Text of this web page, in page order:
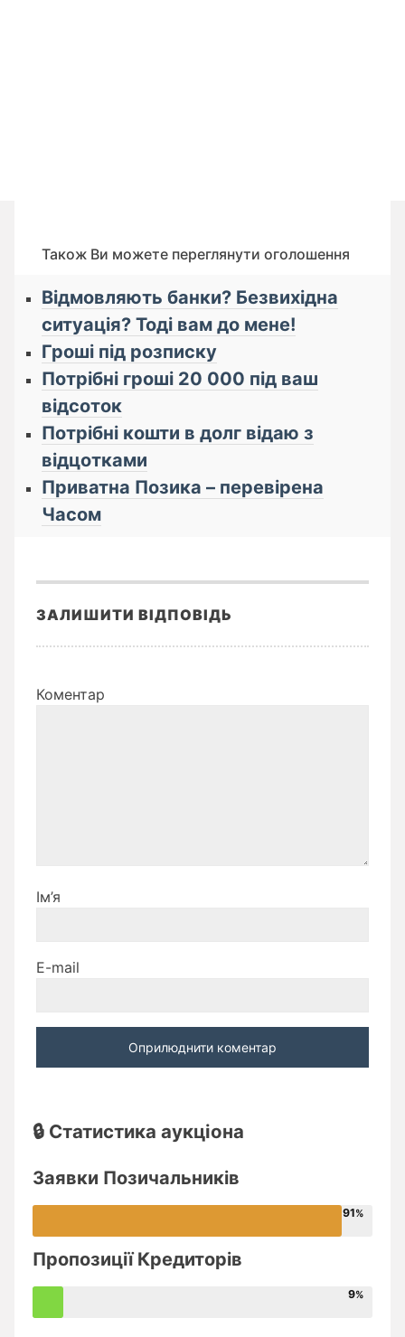
Також Ви можете переглянути оголошення
Відмовляють банки? Безвихідна
ситуація? Тоді вам до мене!
Гроші під розписку
Потрібні гроші 20 000 під ваш
відсоток
Потрібні кошти в долг відаю з
відцотками
Приватна Позика – перевірена
Часом
ЗАЛИШИТИ ВІДПОВІДЬ
Коментар
Ім’я
E-mail
🔒 Статистика аукціона
Заявки Позичальників
91
Пропозиції Кредиторів
9